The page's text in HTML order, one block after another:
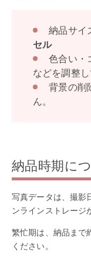
納品サイ
セル
色合い・
などを調整し
背景の削
ん。
納品時期に
写真データは、撮影
ンラインストレージ
繁忙期は、納品まで
ください。